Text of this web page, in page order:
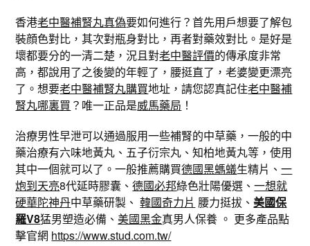
香港老中醫補腎丸真偽要如何進行？首先用戶想要了解包
裝顔色對比，其次對瓶身對比，再者對藥效對比。是好是
壞都要分的一清二楚，況且對老中醫評價的傳承度非常
高，都說用了之後變的年輕了，腰挺直了，老婆變更漂亮
了。想要老中醫補腎丸購買地址，請您認真記住老中醫補
腎丸哪裏買 ？唯一正品是威馬藥局 ！
治療男性早泄可以通過服用一些補腎的中草藥，一般的中
藥治療有六味地黃丸、五子衍宗丸、知柏地黃丸等，使用
其中一個就可以了。一般推薦購買德國黑螞蟻生精片、一
炮到天亮8代延時膠囊、德國必邦綠色壯陽優選、一想就
硬華陀神丹中草藥研製、 韓國奇力片 腰力挺拔、美國保
羅V8猛男塑造必備、美國黑金真男人保養 。 更多產品點
擊官網 https://www.stud.com.tw/